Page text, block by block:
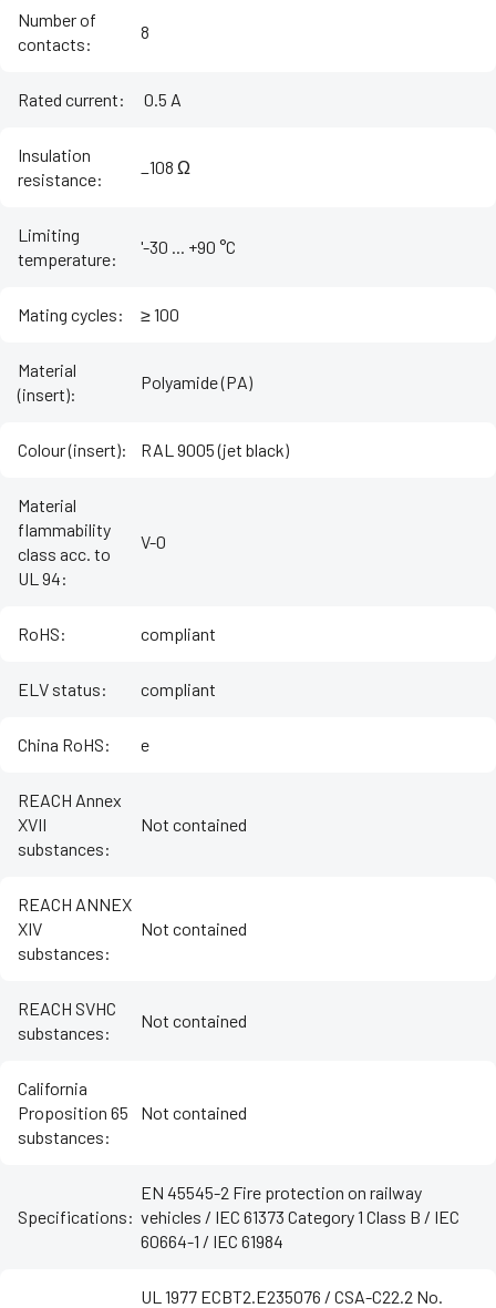
Number of
contacts:
8
Rated current: ‌ 0.5 A
Insulation
resistance:
_108 Ω
Limiting
temperature:
'-30 ... +90 °C
Mating cycles: ≥ 100
Material
(insert):
Polyamide (PA)
Colour (insert): RAL 9005 (jet black)
Material
flammability
class acc. to
UL 94:
V-0
RoHS: compliant
ELV status: compliant
China RoHS: e
REACH Annex
XVII
substances:
Not contained
REACH ANNEX
XIV
substances:
Not contained
REACH SVHC
substances:
Not contained
California
Proposition 65
substances:
Not contained
Specifications:
EN 45545-2 Fire protection on railway
vehicles / IEC 61373 Category 1 Class B / IEC
60664-1 / IEC 61984
UL 1977 ECBT2.E235076 / CSA-C22.2 No.